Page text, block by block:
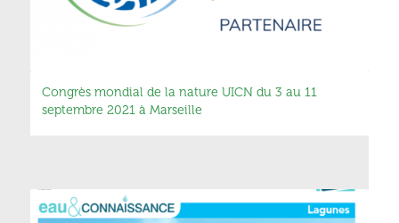
Congrès mondial de la nature UICN du 3 au 11
septembre 2021 à Marseille